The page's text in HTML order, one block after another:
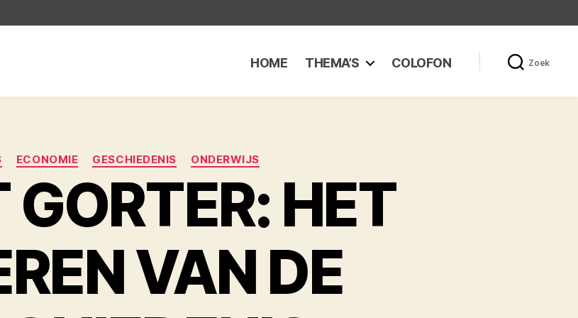
HOME THEMA’S COLOFON Zoek
Categorieën
ECONOMIE GESCHIEDENIS ONDERWIJS
GORTER: HET
VAN DE